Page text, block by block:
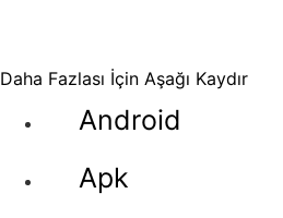
Daha Fazlası İçin Aşağı Kaydır
Android
Apk